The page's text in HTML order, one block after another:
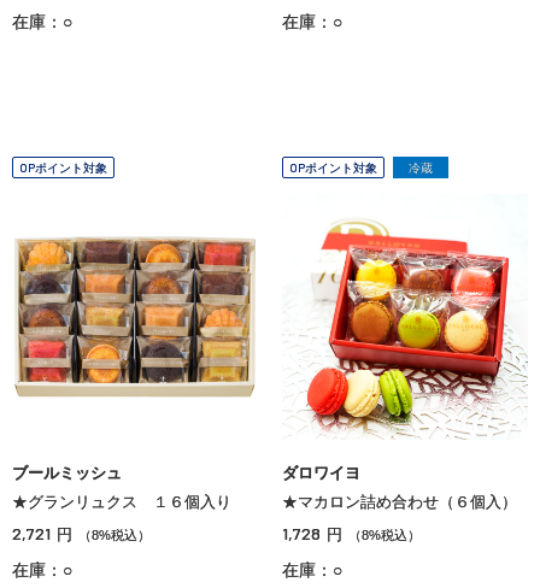
在庫：○ 在庫：○
OPポイント対象
ブールミッシュ
★グランリュクス １６個入り
2,721 円 （8%税込）
在庫：○
OPポイント対象 冷蔵
ダロワイヨ
★マカロン詰め合わせ（６個入）
1,728 円 （8%税込）
在庫：○